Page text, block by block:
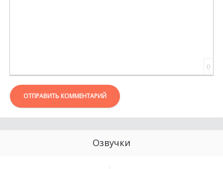
0
ОТПРАВИТЬ КОММЕНТАРИЙ
Озвучки